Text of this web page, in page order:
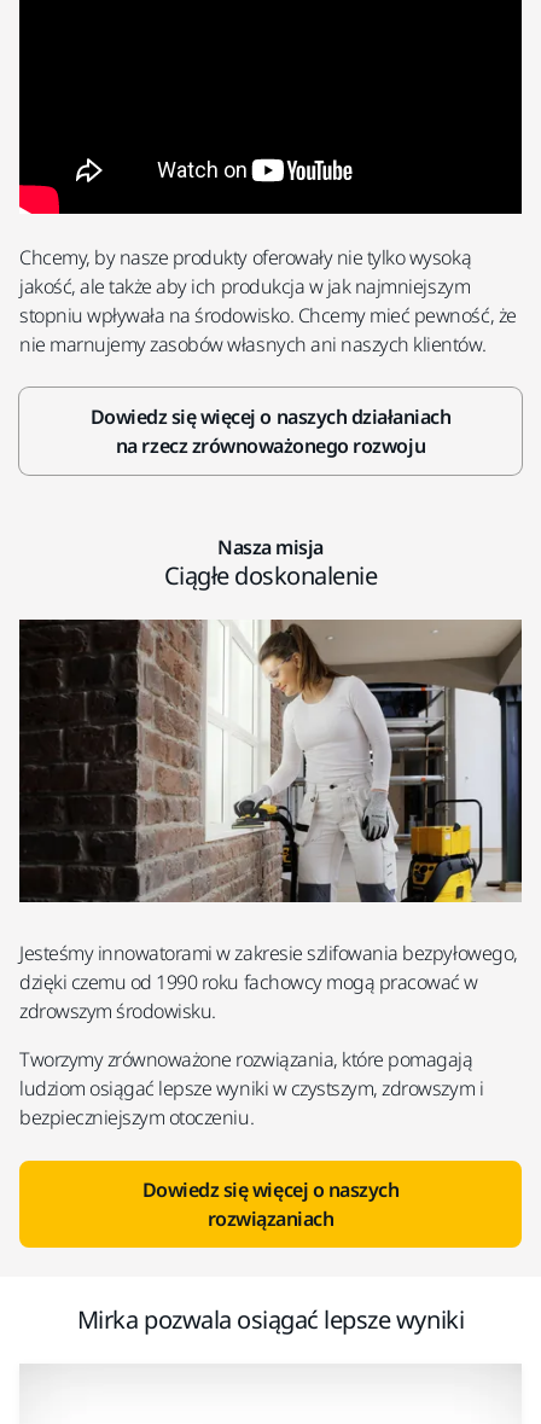
Chcemy, by nasze produkty oferowały nie tylko wysoką
jakość, ale także aby ich produkcja w jak najmniejszym
stopniu wpływała na środowisko. Chcemy mieć pewność, że
nie marnujemy zasobów własnych ani naszych klientów.
Dowiedz się więcej o naszych działaniach
na rzecz zrównoważonego rozwoju
Nasza misja
Ciągłe doskonalenie
Jesteśmy innowatorami w zakresie szlifowania bezpyłowego,
dzięki czemu od 1990 roku fachowcy mogą pracować w
zdrowszym środowisku.
Tworzymy zrównoważone rozwiązania, które pomagają
ludziom osiągać lepsze wyniki w czystszym, zdrowszym i
bezpieczniejszym otoczeniu.
Dowiedz się więcej o naszych
rozwiązaniach
Mirka pozwala osiągać lepsze wyniki